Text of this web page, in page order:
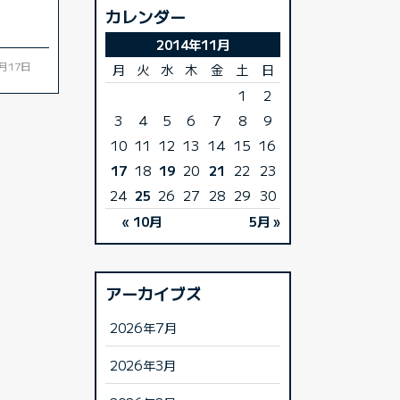
17日
カレンダー
2014年11月
月
火 水 木 金 土 日
« 10月 5月 »
1
2
3
4 5 6 7 8
9
10 11 12 13 14 15 16
17 18 19 20 21 22 23
24 25 26 27 28 29 30
アーカイブズ
2026年7月
2026年3月